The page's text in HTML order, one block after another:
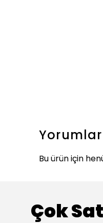
Yorumlar
Bu ürün için
Çok